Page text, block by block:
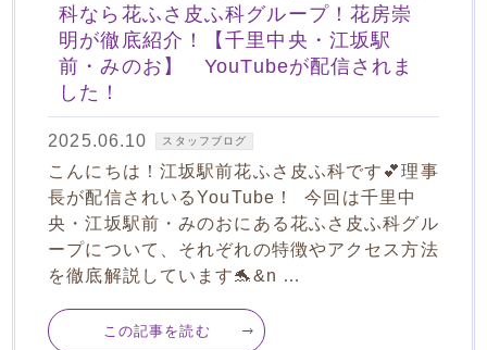
科なら花ふさ皮ふ科グループ！花房崇
明が徹底紹介！【千里中央・江坂駅
前・みのお】 YouTubeが配信されま
した！
2025.06.10 スタッフブログ
こんにちは！江坂駅前花ふさ皮ふ科です💕理事
長が配信されいるYouTube！ 今回は千里中
央・江坂駅前・みのおにある花ふさ皮ふ科グル
ープについて、それぞれの特徴やアクセス方法
を徹底解説しています🐬&n …
この記事を読む